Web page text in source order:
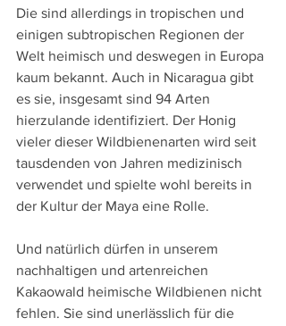
Die sind allerdings in tropischen und
einigen subtropischen Regionen der
Welt heimisch und deswegen in Europa
kaum bekannt. Auch in Nicaragua gibt
es sie, insgesamt sind 94 Arten
hierzulande identifiziert. Der Honig
vieler dieser Wildbienenarten wird seit
tausdenden von Jahren medizinisch
verwendet und spielte wohl bereits in
der Kultur der Maya eine Rolle.
Und natürlich dürfen in unserem
nachhaltigen und artenreichen
Kakaowald heimische Wildbienen nicht
fehlen. Sie sind unerlässlich für die